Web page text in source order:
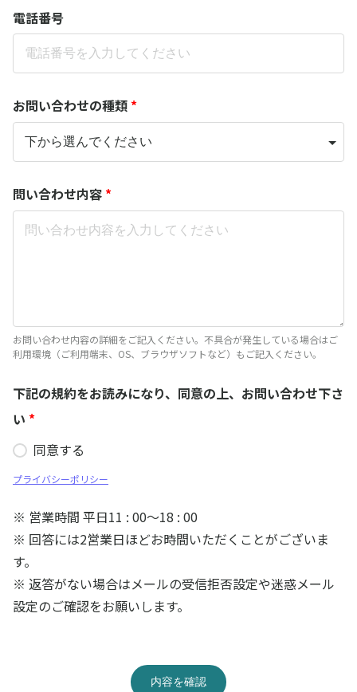
電話番号
お問い合わせの種類 *
問い合わせ内容 *
お問い合わせ内容の詳細をご記入ください。不具合が発生している場合はご
利用環境（ご利用端末、OS、ブラウザソフトなど）もご記入ください。
下記の規約をお読みになり、同意の上、お問い合わせ下さ
い *
同意する
プライバシーポリシー
※ 営業時間 平日11 : 00～18 : 00
※ 回答には2営業日ほどお時間いただくことがございま
す。
※ 返答がない場合はメールの受信拒否設定や迷惑メール
設定のご確認をお願いします。
内容を確認